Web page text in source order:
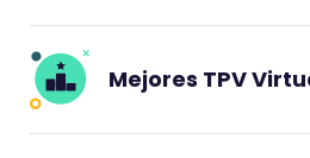
Mejores TPV